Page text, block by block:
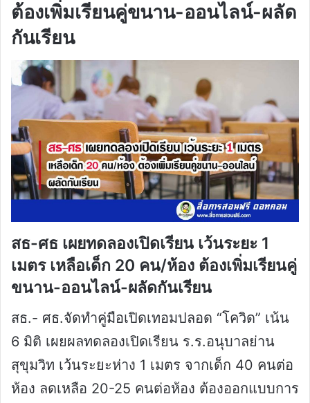
ต้องเพิ่มเรียนคู่ขนาน-ออนไลน์-ผลัด
กันเรียน
สธ-ศธ เผยทดลองเปิดเรียน เว้นระยะ 1
เมตร เหลือเด็ก 20 คน/ห้อง ต้องเพิ่มเรียนคู่
ขนาน-ออนไลน์-ผลัดกันเรียน
สธ.- ศธ.จัดทำคู่มือเปิดเทอมปลอด “โควิด” เน้น
6 มิติ เผยผลทดลองเปิดเรียน ร.ร.อนุบาลย่าน
สุขุมวิท เว้นระยะห่าง 1 เมตร จากเด็ก 40 คนต่อ
ห้อง ลดเหลือ 20-25 คนต่อห้อง ต้องออกแบบการ